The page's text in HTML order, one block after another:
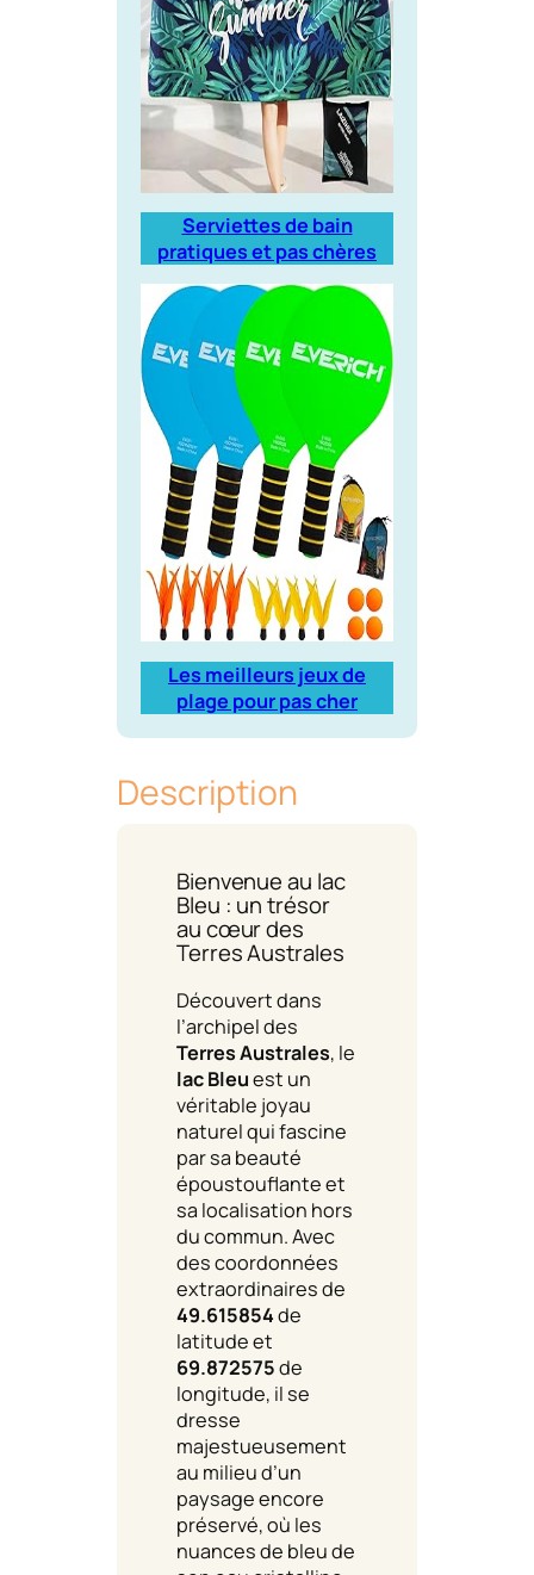
Serviettes de bain
pratiques et pas chères
Les meilleurs jeux de
plage pour pas cher
Description
Bienvenue au lac
Bleu : un trésor
au cœur des
Terres Australes
Découvert dans
l’archipel des
Terres Australes, le
lac Bleuest un
véritable joyau
naturel qui fascine
par sa beauté
époustouflante et
sa localisation hors
du commun. Avec
des coordonnées
extraordinaires de
49.615854de
latitude et
69.872575de
longitude, il se
dresse
majestueusement
au milieu d’un
paysage encore
préservé, où les
nuances de bleu de